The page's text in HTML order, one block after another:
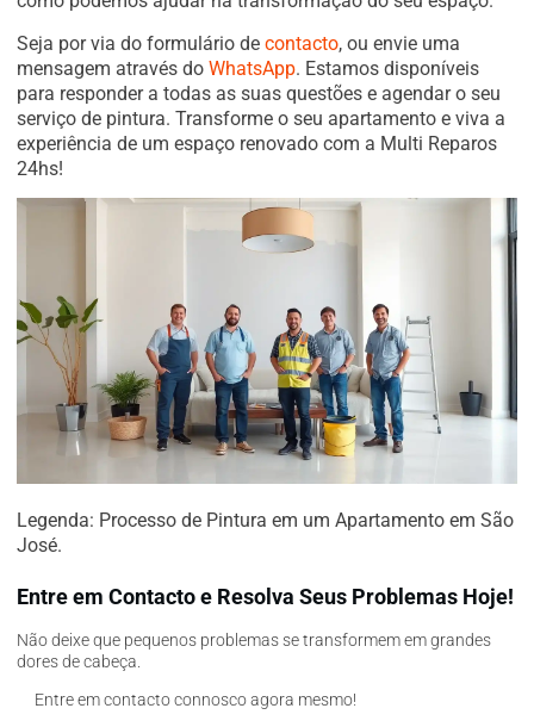
Seja por via do formulário de contacto, ou envie uma
mensagem através do WhatsApp. Estamos disponíveis
para responder a todas as suas questões e agendar o seu
serviço de pintura. Transforme o seu apartamento e viva a
experiência de um espaço renovado com a Multi Reparos
24hs!
Legenda: Processo de Pintura em um Apartamento em São
José.
Entre em Contacto e Resolva Seus Problemas Hoje!
Não deixe que pequenos problemas se transformem em grandes
dores de cabeça.
Entre em contacto connosco agora mesmo!